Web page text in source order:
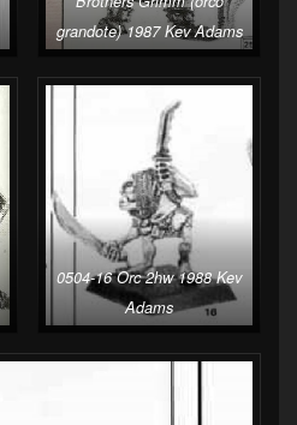
grandote) 1987 Kev Adams
0504-16 Orc 2hw 1988 Kev
Adams